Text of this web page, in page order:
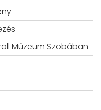
Múzeum Szobában